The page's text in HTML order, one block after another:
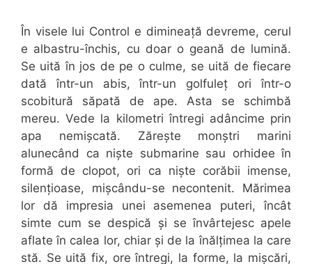
În visele lui Control e dimineață devreme, cerul
e albastru-închis, cu doar o geană de lumină.
Se uită în jos de pe o culme, se uită de fiecare
dată într-un abis, într-un golfuleț ori într-o
scobitură săpată de ape. Asta se schimbă
mereu. Vede la kilometri întregi adâncime prin
apa nemișcată. Zărește monștri marini
alunecând ca niște submarine sau orhidee în
formă de clopot, ori ca niște corăbii imense,
silențioase, mișcându-se necontenit. Mărimea
lor dă impresia unei asemenea puteri, încât
simte cum se despică și se învârtejesc apele
aflate în calea lor, chiar și de la înălțimea la care
stă. Se uită fix, ore întregi, la forme, la mișcări,